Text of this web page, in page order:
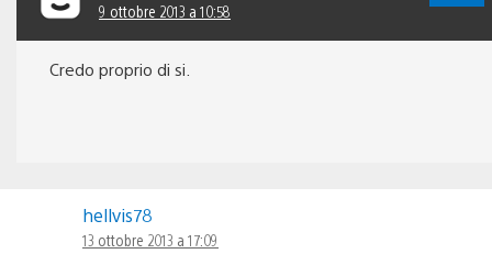
9 ottobre 2013 a 10:58
Credo proprio di si.
hellvis78
13 ottobre 2013 a 17:09